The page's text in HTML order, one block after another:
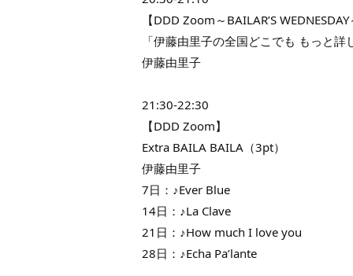
【DDD Zoom～BAILAR’S
「伊藤由里子の全国どこでも もっと
伊藤由里子
21:30-22:30
【DDD Zoom】
Extra BAILA BAILA（3pt）
伊藤由里子
7日：♪Ever Blue
14日：♪La Clave
21日：♪How much I love you
28日：♪Echa Pa’lante